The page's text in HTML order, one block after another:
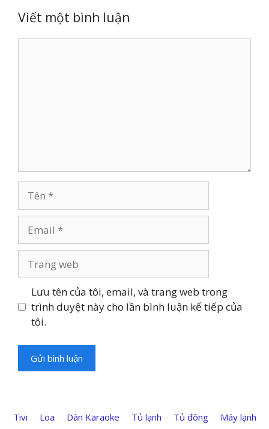
Viết một bình luận
web
Lưu tên của tôi, email, và trang web trong
trình duyệt này cho lần bình luận kế tiếp của
tôi.
Tivi Loa Dàn Karaoke Tủ lạnh Tủ đông
Máy lạnh